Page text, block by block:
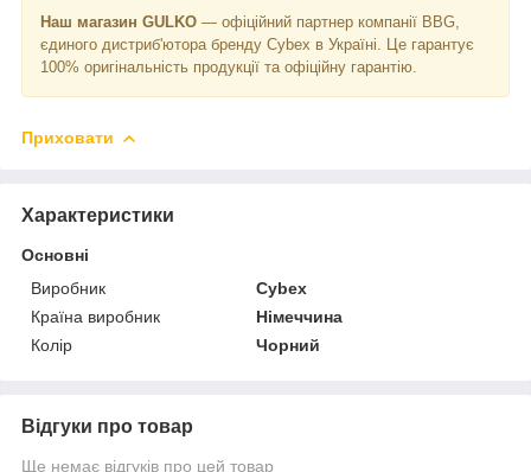
Наш магазин GULKO — офіційний партнер компанії BBG,
єдиного дистриб'ютора бренду Cybex в Україні. Це гарантує
100% оригінальність продукції та офіційну гарантію.
Приховати
Характеристики
Основні
Виробник
Cybex
Країна виробник
Німеччина
Колір
Чорний
Відгуки про товар
Ще немає відгуків про цей товар